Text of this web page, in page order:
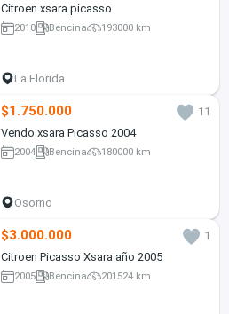
Citroen xsara picasso
2010 Bencina 193000 km
La Florida
$1.750.000
11
Vendo xsara Picasso 2004
2004 Bencina 180000 km
Osorno
$3.000.000
1
Citroen Picasso Xsara año 2005
2005 Bencina 201524 km